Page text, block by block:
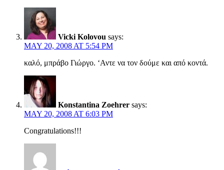
Vicki Kolovou says:
MAY 20, 2008 AT 5:54 PM
καλό, μπράβο Γιώργο. ‘Αντε να τον δούμε και από κοντά.
Konstantina Zoehrer says:
MAY 20, 2008 AT 6:03 PM
Congratulations!!!